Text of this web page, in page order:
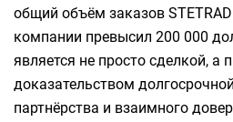
общий объём заказов
компании превысил 200 000
является не просто сделкой, а
доказательством
партнёрства и взаимного